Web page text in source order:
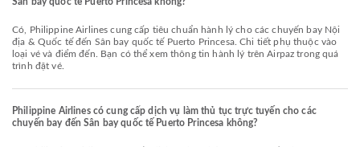
Có, Philippine Airlines cung cấp tiêu chuẩn hành lý cho các chuyến bay Nội
địa & Quốc tế đến Sân bay quốc tế Puerto Princesa. Chi tiết phụ thuộc vào
loại vé và điểm đến. Bạn có thể xem thông tin hành lý trên Airpaz trong quá
trình đặt vé.
Philippine Airlines có cung cấp dịch vụ làm thủ tục trực tuyến cho các
chuyến bay đến Sân bay quốc tế Puerto Princesa không?